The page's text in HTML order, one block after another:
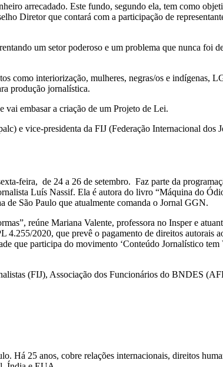
arrecadado. Este fundo, segundo ela, tem como
Diretor que contará com a participação de
um setor poderoso e um problema que nunca foi
como interiorização, mulheres, negras/os e
produção jornalística.
vai embasar a criação de um Projeto de Lei.
e vice-presidenta da FIJ (Federação Internacional
feira, de 24 a 26 de setembro. Faz parte da
Luís Nassif. Ela é autora do livro “Máquina do
São Paulo que atualmente comanda o Jornal GGN.
reúne Mariana Valente, professora no Insper e
2020, que prevê o pagamento de direitos autorais
que participa do movimento ‘Conteúdo Jornalístico
(FIJ), Associação dos Funcionários do BNDES
Há 25 anos, cobre relações internacionais, direitos